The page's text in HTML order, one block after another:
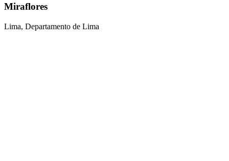
Miraflores
Lima, Departamento de Lima